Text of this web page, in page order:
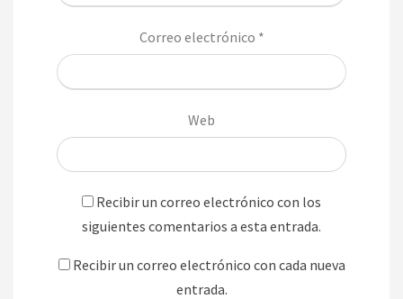
Correo electrónico *
Web
Recibir un correo electrónico con los
siguientes comentarios a esta entrada.
Recibir un correo electrónico con cada nueva
entrada.